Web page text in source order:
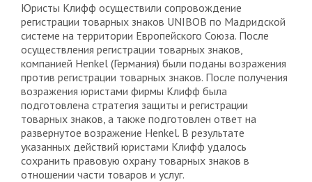
Юристы Клифф осуществили сопровождение
регистрации товарных знаков UNIBOB по Мадридской
системе на территории Европейского Союза. После
осуществления регистрации товарных знаков,
компанией Henkel (Германия) были поданы возражения
против регистрации товарных знаков. После получения
возражения юристами фирмы Клифф была
подготовлена стратегия защиты и регистрации
товарных знаков, а также подготовлен ответ на
развернутое возражение Henkel. В результате
указанных действий юристами Клифф удалось
сохранить правовую охрану товарных знаков в
отношении части товаров и услуг.